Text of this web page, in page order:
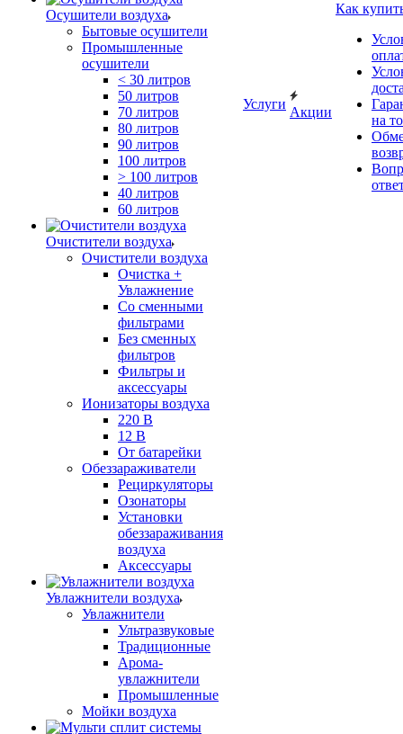
Осушители воздуха
Бытовые осушители
Промышленные
осушители
< 30 литров
50 литров
70 литров
80 литров
90 литров
100 литров
> 100 литров
40 литров
60 литров
Очистители воздуха
Очистители воздуха
Очистка +
Увлажнение
Cо сменными
фильтрами
Без сменных
фильтров
Фильтры и
аксессуары
Ионизаторы воздуха
220 В
12 В
От батарейки
Обеззараживатели
Рециркуляторы
Озонаторы
Установки
обеззараживания
воздуха
Аксессуары
Увлажнители воздуха
Увлажнители
Ультразвуковые
Традиционные
Арома-
увлажнители
Промышленные
Мойки воздуха
Услуги
Акции
Как
на